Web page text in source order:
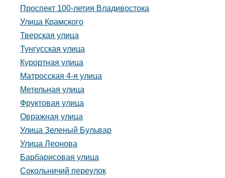
Проспект 100-летия Владивостока
Улица Крамского
Тверская улица
Тунгусская улица
Курортная улица
Матросская 4-я улица
Метельная улица
Фруктовая улица
Овражная улица
Улица Зеленый Бульвар
Улица Леонова
Барбарисовая улица
Сокольничий переулок